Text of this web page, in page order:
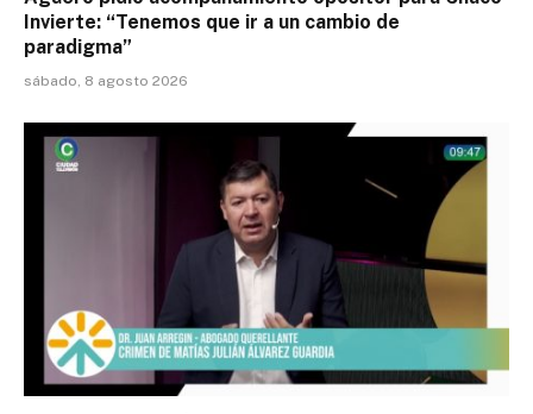
Invierte: “Tenemos que ir a un cambio de
paradigma”
sábado, 8 agosto 2026